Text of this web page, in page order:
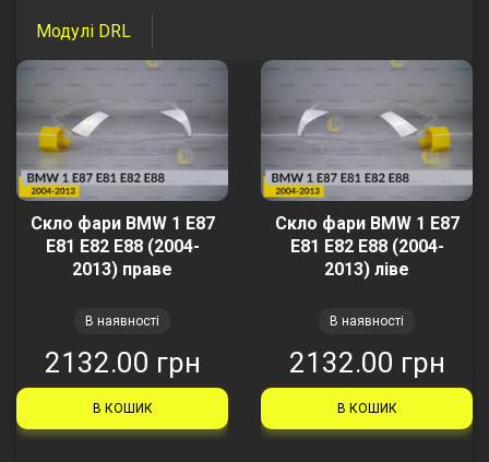
Модулі DRL
Скло фари BMW 1 E87
E81 E82 E88 (2004-
2013) праве
В наявності
2132.00 грн
В КОШИК
Скло фари BMW 1 E87
E81 E82 E88 (2004-
2013) ліве
В наявності
2132.00 грн
В КОШИК